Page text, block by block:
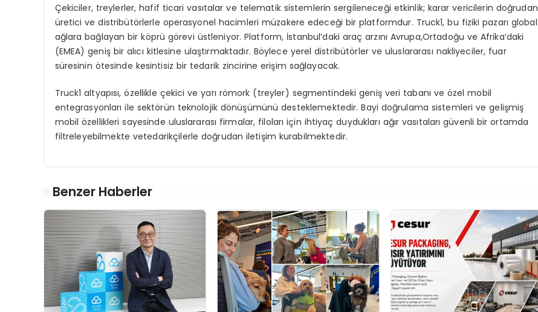
Çekiciler, treylerler, hafif ticari vasıtalar ve telematik sistemlerin sergileneceği etkinlik; karar vericilerin doğrudan
üretici ve distribütörlerle operasyonel hacimleri müzakere edeceği bir platformdur. Truck1, bu fiziki pazarı global
ağlara bağlayan bir köprü görevi üstleniyor. Platform, İstanbul’daki araç arzını Avrupa,Ortadoğu ve Afrika’daki
(EMEA) geniş bir alıcı kitlesine ulaştırmaktadır. Böylece yerel distribütörler ve uluslararası nakliyeciler, fuar
süresinin ötesinde kesintisiz bir tedarik zincirine erişim sağlayacak.
Truck1 altyapısı, özellikle çekici ve yarı römork (treyler) segmentindeki geniş veri tabanı ve özel mobil
entegrasyonları ile sektörün teknolojik dönüşümünü desteklemektedir. Bayi doğrulama sistemleri ve gelişmiş
mobil özellikleri sayesinde uluslararası firmalar, filoları için ihtiyaç duydukları ağır vasıtaları güvenli bir ortamda
filtreleyebilmekte vetedarikçilerle doğrudan iletişim kurabilmektedir.
Benzer Haberler